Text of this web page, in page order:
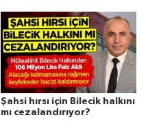
Şahsi hırsı için Bilecik halkını
mı cezalandırıyor?